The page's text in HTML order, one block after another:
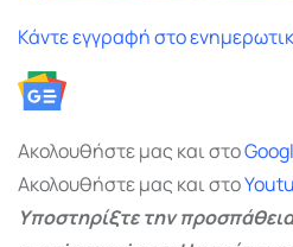
Κάντε εγγραφή στο
Ακολουθήστε μας και στο
Ακολουθήστε μας και στο
Υποστηρίξτε την